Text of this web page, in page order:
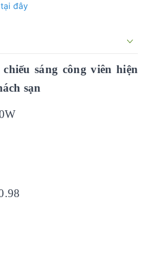
tại đây
sáng công viên hiện
sạn